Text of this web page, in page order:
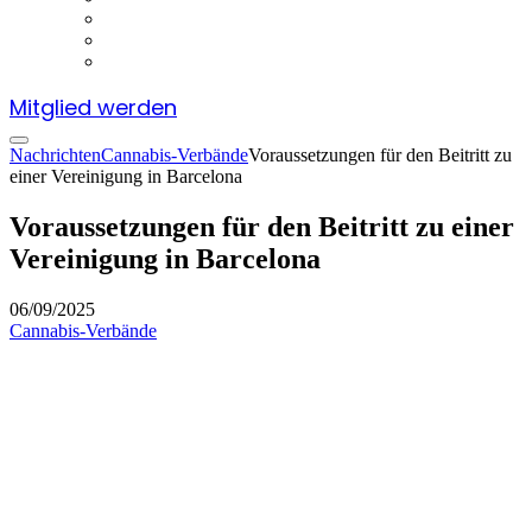
Mitglied werden
NachrichtenCannabis-VerbändeVoraussetzungen für den Beitritt zu
einer Vereinigung in Barcelona
Voraussetzungen für den Beitritt zu einer
Vereinigung in Barcelona
06/09/2025
Cannabis-Verbände